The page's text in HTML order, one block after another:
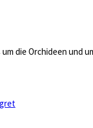
die Orchideen und